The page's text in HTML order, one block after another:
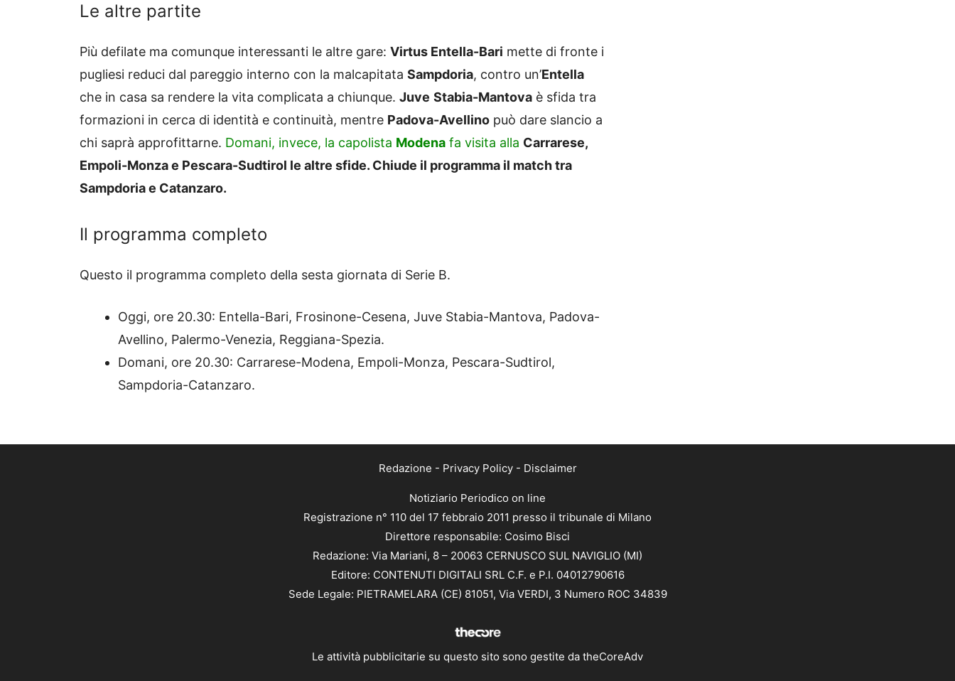
Le altre partite
Più defilate ma comunque interessanti le altre gare: Virtus Entella-Bari mette di fronte i
pugliesi reduci dal pareggio interno con la malcapitata Sampdoria, contro un’Entella
che in casa sa rendere la vita complicata a chiunque. Juve Stabia-Mantova è sfida tra
formazioni in cerca di identità e continuità, mentre Padova-Avellino può dare slancio a
chi saprà approfittarne. Domani, invece, la capolista Modena fa visita alla Carrarese,
Empoli-Monza e Pescara-Sudtirol le altre sfide. Chiude il programma il match tra
Sampdoria e Catanzaro.
Il programma completo
Questo il programma completo della sesta giornata di Serie B.
Oggi, ore 20.30: Entella-Bari, Frosinone-Cesena, Juve Stabia-Mantova, Padova-
Avellino, Palermo-Venezia, Reggiana-Spezia.
Domani, ore 20.30: Carrarese-Modena, Empoli-Monza, Pescara-Sudtirol,
Sampdoria-Catanzaro.
Redazione - Privacy Policy- Disclaimer
Notiziario Periodico on line
Registrazione n° 110 del 17 febbraio 2011 presso il tribunale di Milano
Direttore responsabile: Cosimo Bisci
Redazione: Via Mariani, 8 – 20063 CERNUSCO SUL NAVIGLIO (MI)
Editore: CONTENUTI DIGITALI SRL C.F. e P.I. 04012790616
Sede Legale: PIETRAMELARA (CE) 81051, Via VERDI, 3 Numero ROC 34839
Le attività pubblicitarie su questo sito sono gestite da theCoreAdv